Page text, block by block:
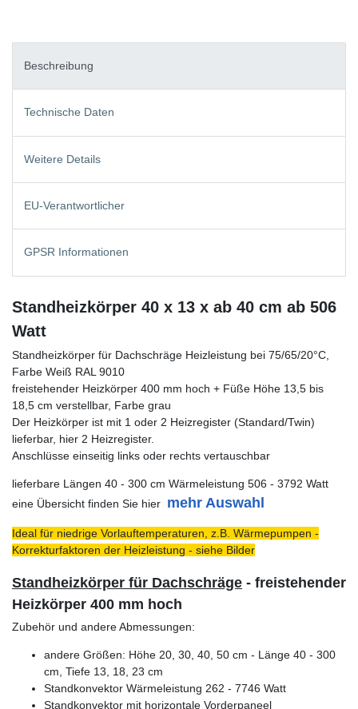
Beschreibung
Technische Daten
Weitere Details
EU-Verantwortlicher
GPSR Informationen
Standheizkörper 40 x 13 x ab 40 cm ab 506
Watt
Standheizkörper für Dachschräge Heizleistung bei 75/65/20°C,
Farbe Weiß RAL 9010
freistehender Heizkörper 400 mm hoch + Füße Höhe 13,5 bis
18,5 cm verstellbar, Farbe grau
Der Heizkörper ist mit 1 oder 2 Heizregister (Standard/Twin)
lieferbar, hier 2 Heizregister.
Anschlüsse einseitig links oder rechts vertauschbar
lieferbare Längen 40 - 300 cm Wärmeleistung 506 - 3792 Watt
eine Übersicht finden Sie hier mehr Auswahl
Ideal für niedrige Vorlauftemperaturen, z.B. Wärmepumpen -
Korrekturfaktoren der Heizleistung - siehe Bilder
Standheizkörper für Dachschräge - freistehender
Heizkörper 400 mm hoch
Zubehör und andere Abmessungen:
andere Größen: Höhe 20, 30, 40, 50 cm - Länge 40 - 300
cm, Tiefe 13, 18, 23 cm
Standkonvektor Wärmeleistung 262 - 7746 Watt
Standkonvektor mit horizontale Vorderpaneel